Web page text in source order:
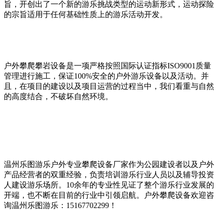
旨，开创出了一个新的游乐挑战类型的运动新形式，运动探险
的宗旨适用于任何基础性质上的游乐活动开发。
户外攀爬攀岩设备是一项严格按照国际认证指标ISO9001质量
管理进行施工，保证100%安全的户外游乐设备以及活动。并
且，在项目的建设以及项目运营的过程当中，我们看重与自然
的高度结合，不破坏自然环境。
温州乐图游乐户外专业攀爬设备厂家作为公园建设者以及户外
产品经营者的双重经验，负责培训游乐行业人员以及辅导投资
人建设游乐场所。10余年的专业性见证了整个游乐行业发展的
开端，也不断在目前的行业中引领启航。户外攀爬设备欢迎咨
询温州乐图游乐：15167702299！